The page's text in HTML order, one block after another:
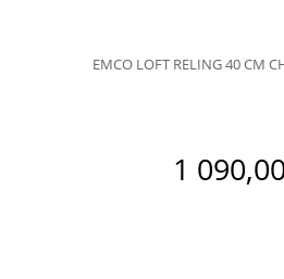
EMCO LOFT RELING 40 CM
1